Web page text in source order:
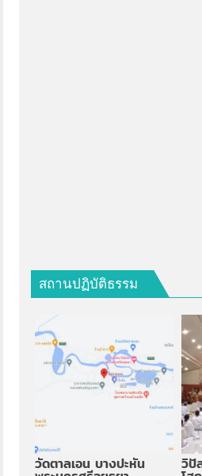
สถานปฏิบัติธรรม
วัดตาลเอน บางปะหัน วิปั